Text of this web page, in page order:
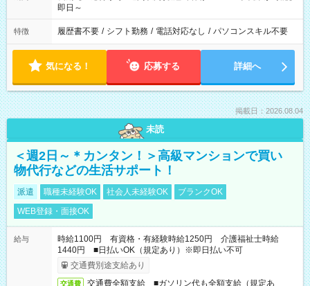
即日～
特徴 履歴書不要 / シフト勤務 / 電話対応なし / パソコンスキル不要
気になる！ 応募する 詳細へ
掲載日：2026.08.04
未読
＜週2日～＊カンタン！＞高級マンションで買い
物代行などの生活サポート！
派遣 職種未経験OK 社会人未経験OK
ブランクOK
WEB登録・面接OK
給与
時給1100円 有資格・有経験時給1250円 介護福祉士時給
1440円 ■日払いOK（規定あり）※即日払い不可
交通費別途支給あり
交通費
交通費全額支給 ■ガソリン代も全額支給（規定あ